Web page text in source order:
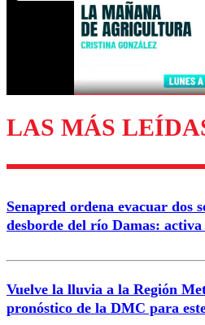
LAS MÁS
Senapred ordena evacuar dos
desborde del río Damas:
Vuelve la lluvia a la Región
pronóstico de la DMC para